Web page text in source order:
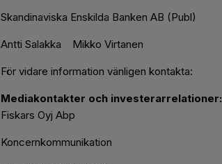
Skandinaviska Enskilda Banken AB (Publ)
Antti Salakka Mikko Virtanen
För vidare information vänligen kontakta:
Mediakontakter och investerarrelationer:
Fiskars Oyj Abp
Koncernkommunikation